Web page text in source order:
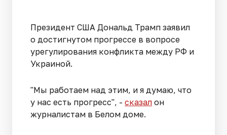
Президент США Дональд Трамп заявил
о достигнутом прогрессе в вопросе
урегулирования конфликта между РФ и
Украиной.
"Мы работаем над этим, и я думаю, что
у нас есть прогресс", - сказал он
журналистам в Белом доме.